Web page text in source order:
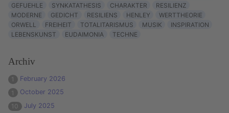
GEFUEHLE
SYNKATATHESIS CHARAKTER
RESILIENZ
MODERNE
GEDICHT RESILIENS HENLEY
WERTTHEORIE
ORWELL
FREIHEIT TOTALITARISMUS MUSIK
INSPIRATION
LEBENSKUNST
EUDAIMONIA TECHNE
Archiv
1
February 2026
1
October 2025
10
July 2025